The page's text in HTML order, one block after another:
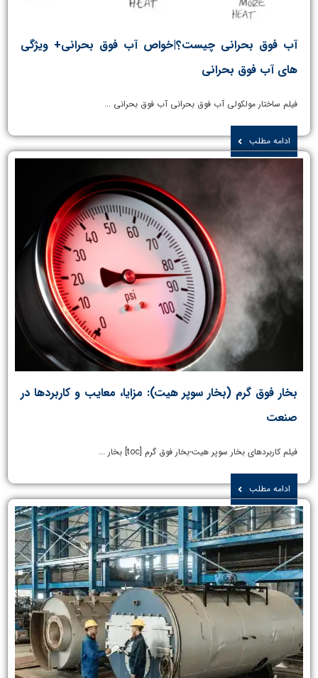
آب فوق بحرانی چیست؟|خواص آب فوق بحرانی+ ویژگی
های آب فوق بحرانی
فیلم ساختار مولکولی آب فوق بحرانی آب فوق بحرانی ...
ادامه مطلب
بخار فوق گرم (بخار سوپر هیت): مزایا، معایب و کاربردها در
صنعت
فیلم کاربردهای بخار سوپر هیت-بخار فوق گرم [toc] بخار ...
ادامه مطلب